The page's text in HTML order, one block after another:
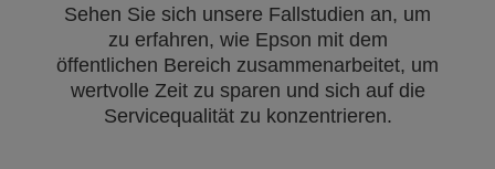
Sehen Sie sich unsere Fallstudien an, um
zu erfahren, wie Epson mit dem
öffentlichen Bereich zusammenarbeitet, um
wertvolle Zeit zu sparen und sich auf die
Servicequalität zu konzentrieren.